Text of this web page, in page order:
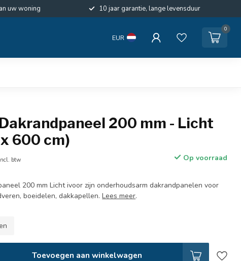
uw woning 10 jaar garantie, lange levensduur
EUR
0
200 mm - Licht
600 cm)
btw Op voorraad
200 mm Licht ivoor zijn onderhoudsarm dakrandpanelen voor
boeidelen, dakkapellen.Lees meer.
Toevoegen aan winkelwagen